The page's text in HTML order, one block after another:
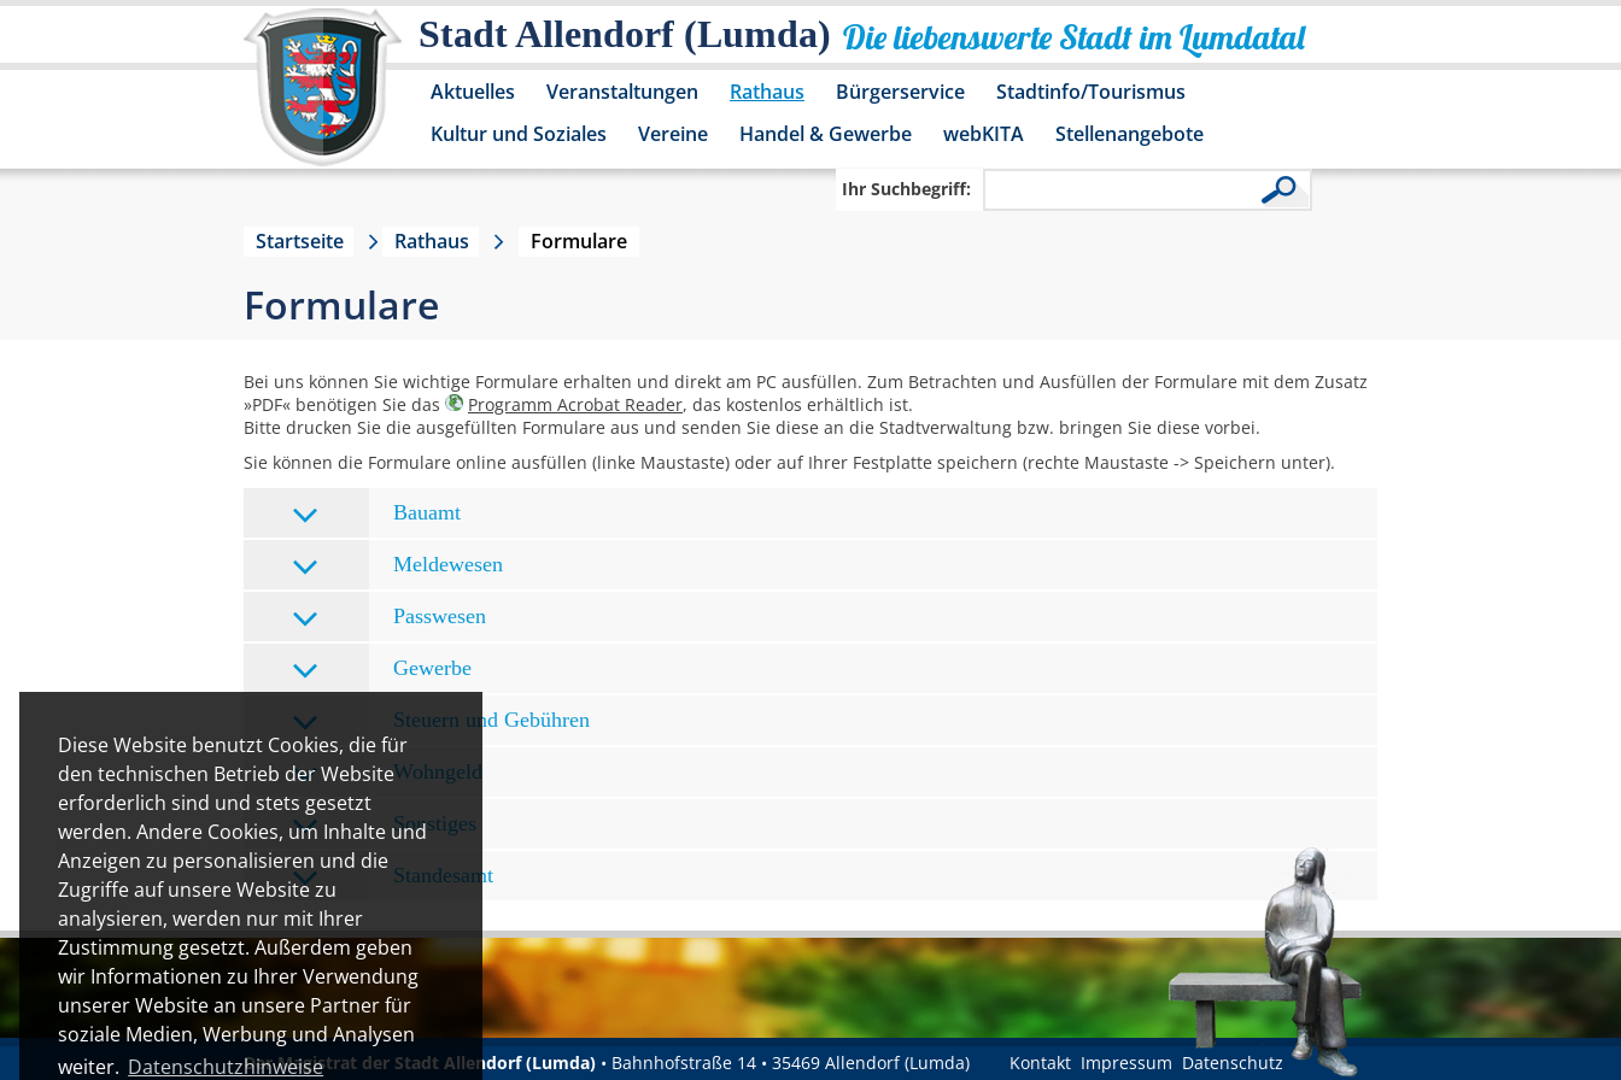
Diese Website benutzt Cookies, die für
den technischen Betrieb der Website
erforderlich sind und stets gesetzt
werden. Andere Cookies, um Inhalte und
Anzeigen zu personalisieren und die
Zugriffe auf unsere Website zu
analysieren, werden nur mit Ihrer
Zustimmung gesetzt. Außerdem geben
wir Informationen zu Ihrer Verwendung
unserer Website an unsere Partner für
soziale Medien, Werbung und Analysen
weiter. Datenschutzhinweise
Stadt Allendorf (Lumda) Die liebenswerte Stadt im Lumdatal
Aktuelles Veranstaltungen Rathaus Bürgerservice
Stadtinfo/Tourismus
Kultur und Soziales
Vereine Handel & Gewerbe webKITA Stellenangebote
Ihr Suchbegriff:
Startseite Rathaus Formulare
Formulare
Bei uns können Sie wichtige Formulare erhalten und direkt am PC ausfüllen. Zum Betrachten und Ausfüllen der Formulare mit dem Zusatz
»PDF« benötigen Sie das
Programm Acrobat Reader, das kostenlos erhältlich ist.
Bitte drucken Sie die ausgefüllten Formulare aus und senden Sie diese an die Stadtverwaltung bzw. bringen Sie diese vorbei.
Sie können die Formulare online ausfüllen (linke Maustaste) oder auf Ihrer Festplatte speichern (rechte Maustaste -> Speichern unter).
Bauamt
Meldewesen
Passwesen
Gewerbe
Steuern und Gebühren
Wohngeld
Sonstiges
Standesamt
Der Magistrat der Stadt Allendorf (Lumda) • Bahnhofstraße 14 • 35469 Allendorf (Lumda) Kontakt Impressum Datenschutz